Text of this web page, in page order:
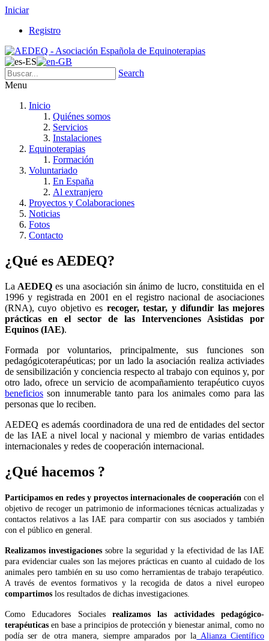
Iniciar
Registro
Search
Menu
Inicio
Quiénes somos
Servicios
Instalaciones
Equinoterapias
Formación
Voluntariado
En España
Al extranjero
Proyectos y Colaboraciones
Noticias
Fotos
Contacto
¿Qué es AEDEQ?
La AEDEQes una asociación sin ánimo de lucro, constituida en el
1996 y registrada en 2001 en el registro nacional de asociaciones
(RNA), cuyo objetivo es recoger, testar, y difundir las mejores
prácticas en el sector de las Intervenciones Asistidas por
Equinos (IAE).
Formada por voluntarios, principalmente, sus funciones son
pedagógicoterapéuticas; por un lado la asociación realiza activiades
de sensibilización y conciencia respecto al trabajo con equinos y, por
otro lado, ofrece un servicio de acompañamiento terapéutico cuyos
beneficios son innumerable tanto para los animales como para las
personas que lo reciben.
AEDEQ es además coordinadora de una red de entidades del sector
de las IAE a nivel local y nacional y miembro de varias entidades
internacionales y redes de cooperación internacional.
¿Qué hacemos ?
Participamos en redes y proyectos internacionales de cooperación con el
objetivo de recoger un patrimonio de informaciones técnicas actualizadas y
contactos relativos a las IAE para compartir con sus asociados y también
con el público en general.
Realizamos investigaciones sobre la seguridad y la efectividad de las IAE
para evidenciar cuales son las mejores prácticas en cuanto al cuidado de los
animales pero también en su uso como herramientas de trabajo terapéutico.
A través de eventos formativos y la recogida de datos a nivel europeo
compartimos los resultados de dichas investigaciones.
Como Educadores Sociales realizamos las actividades pedagógico-
terapéuticas en base a principios de protección y bienestar animal, como no
podía ser de otra manera, siempre amparados por la Alianza Científico